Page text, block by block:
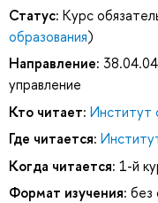
Статус: Курс
образования)
Направление:
управление
Кто читает: Институт
Где читается:
Когда читается: 1-й
Формат изучения: без